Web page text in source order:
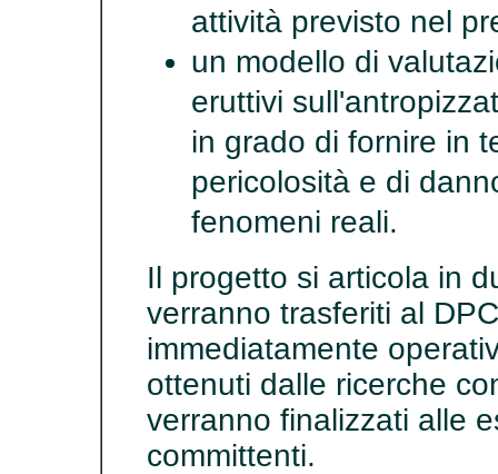
attività previsto nel
un modello di
eruttivi
in grado di fornire in
pericolosità e di
fenomeni reali.
Il progetto si articola in
verranno trasferiti al
immediatamente
ottenuti dalle ricerche
verranno finalizzati alle
committenti.